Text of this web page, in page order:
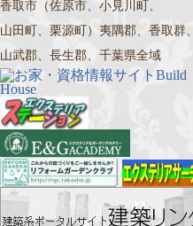
香取市（佐原市、小見川町、
山田町、栗源町）夷隅郡、香取群、
山武郡、長生郡、千葉県全域